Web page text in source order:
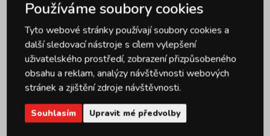
Podobné produkty
Novinka
Používáme soubory cookies
Tyto webové stránky používají soubory cookies a
další sledovací nástroje s cílem vylepšení
uživatelského prostředí, zobrazení přizpůsobeného
obsahu a reklam, analýzy návštěvnosti webových
stránek a zjištění zdroje návštěvnosti.
Souhlasím Upravit mé předvolby